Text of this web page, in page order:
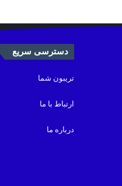
دسترسی سریع
تریبون شما
ارتباط با ما
درباره ما